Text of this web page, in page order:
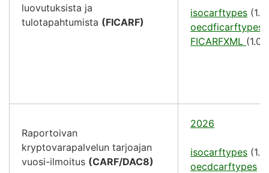
luovutuksista ja
tulotapahtumista (FICARF)
isocarftypes
oecdficarftypes
FICARFXML (1.0,
Raportoivan
kryptovarapalvelun tarjoajan
vuosi-ilmoitus (CARF/DAC8)
2026
isocarftypes
oecdcarftypes